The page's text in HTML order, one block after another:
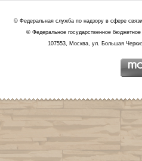
© Федеральная служба по надзору в сфере
© Федеральное государственное
107553, Москва, ул. Большая